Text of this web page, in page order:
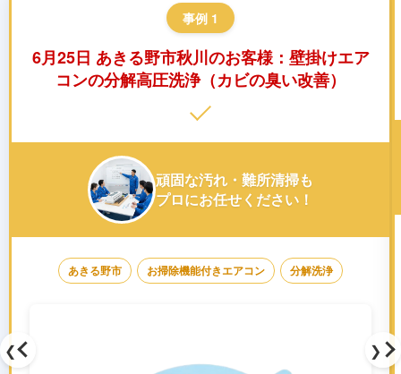
事例 1
6月25日 あきる野市秋川のお客様：壁掛けエア
コンの分解高圧洗浄（カビの臭い改善）
頑固な汚れ・難所清掃も
プロにお任せください！
あきる野市 お掃除機能付きエアコン 分解洗浄
❮ ❯